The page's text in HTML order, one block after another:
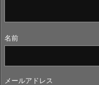
名前
メールアドレス